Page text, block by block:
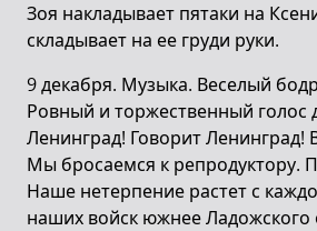
Зоя накладывает пятаки на
складывает на ее груди руки.
9 декабря. Музыка. Веселый
Ровный и торжественный голос
Ленинград! Говорит Ленинград!
Мы бросаемся к репродуктору.
Наше нетерпение растет с
наших войск южнее Ладожского